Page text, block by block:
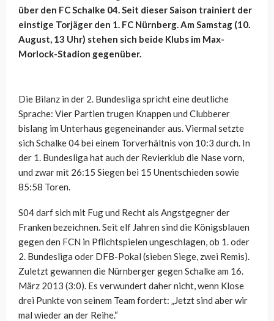
über den FC Schalke 04. Seit dieser Saison trainiert der
einstige Torjäger den 1. FC Nürnberg. Am Samstag (10.
August, 13 Uhr) stehen sich beide Klubs im Max-
Morlock-Stadion gegenüber.
Die Bilanz in der 2. Bundesliga spricht eine deutliche
Sprache: Vier Partien trugen Knappen und Clubberer
bislang im Unterhaus gegeneinander aus. Viermal setzte
sich Schalke 04 bei einem Torverhältnis von 10:3 durch. In
der 1. Bundesliga hat auch der Revierklub die Nase vorn,
und zwar mit 26:15 Siegen bei 15 Unentschieden sowie
85:58 Toren.
S04 darf sich mit Fug und Recht als Angstgegner der
Franken bezeichnen. Seit elf Jahren sind die Königsblauen
gegen den FCN in Pflichtspielen ungeschlagen, ob 1. oder
2. Bundesliga oder DFB-Pokal (sieben Siege, zwei Remis).
Zuletzt gewannen die Nürnberger gegen Schalke am 16.
März 2013 (3:0). Es verwundert daher nicht, wenn Klose
drei Punkte von seinem Team fordert: „Jetzt sind aber wir
mal wieder an der Reihe.“